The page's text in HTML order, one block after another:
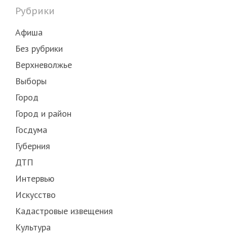
Рубрики
Афиша
Без рубрики
Верхневолжье
Выборы
Город
Город и район
Госдума
Губерния
ДТП
Интервью
Искусство
Кадастровые извещения
Культура